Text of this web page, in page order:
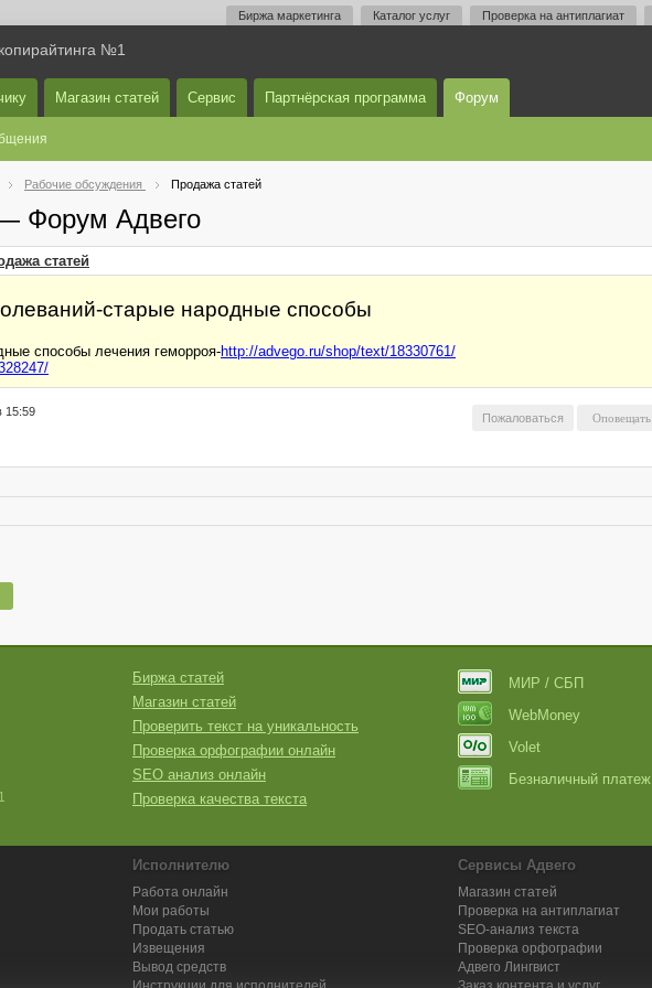
Биржа маркетинга Каталог услуг Проверка на антиплагиат
№1
Магазин статей Сервис Партнёрская программа Форум
Рабочие обсуждения Продажа статей
Форум Адвего
статей
старые народные способы
способы лечения геморроя-http://advego.ru/shop/text/18330761/
Пожаловаться
15:59
Биржа статей
Магазин статей
Проверить текст на уникальность
Проверка орфографии онлайн
SEO анализ онлайн
Проверка качества текста
МИР / СБП
WebMoney
Volet
Безналичный платеж
Исполнителю
Работа онлайн
Мои работы
Продать статью
Извещения
Вывод средств
Сервисы Адвего
Магазин статей
Проверка на антиплагиат
SEO-анализ текста
Проверка орфографии
Адвего Лингвист